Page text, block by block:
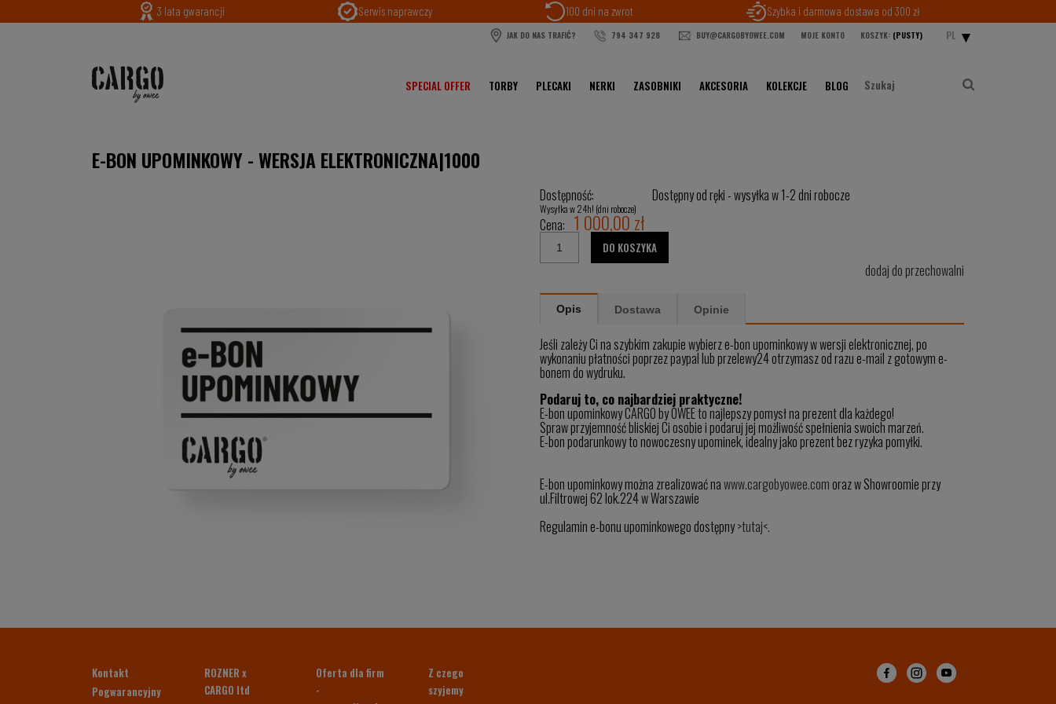
3 lata gwarancji Serwis naprawczy 100 dni na zwrot Szybka i darmowa dostawa od 300 zł
JAK DO NAS TRAFIĆ? 794 347 928 BUY@CARGOBYOWEE.COM MOJE KONTO KOSZYK: (PUSTY) PL
SPECIAL OFFER TORBY PLECAKI NERKI ZASOBNIKI AKCESORIA KOLEKCJE BLOG
E-BON UPOMINKOWY - WERSJA ELEKTRONICZNA|1000
Dostępność: Dostępny od ręki - wysyłka w 1-2 dni robocze
Wysyłka w 24h! (dni robocze)
Cena: 1 000,00 zł
DO KOSZYKA
dodaj do przechowalni
Opis Dostawa Opinie
Jeśli zależy Ci na szybkim zakupie wybierz e-bon upominkowy w wersji elektronicznej, po
wykonaniu płatności poprzez paypal lub przelewy24 otrzymasz od razu e-mail z gotowym e-
bonem do wydruku.
Podaruj to, co najbardziej praktyczne!
E-bon upominkowy CARGO by OWEE to najlepszy pomysł na prezent dla każdego!
Spraw przyjemność bliskiej Ci osobie i podaruj jej możliwość spełnienia swoich marzeń.
E-bon podarunkowy to nowoczesny upominek, idealny jako prezent bez ryzyka pomyłki.
E-bon upominkowy można zrealizować nawww.cargobyowee.comoraz w Showroomie przy
ul.Filtrowej 62 lok.224 w Warszawie
Regulamin e-bonu upominkowego dostępny>tutaj<.
Kontakt
Pogwarancyjny
ROZNER x
CARGO ltd
Oferta dla firm
-
Z czego
szyjemy